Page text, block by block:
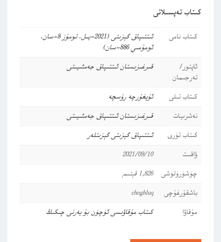
كىتاب تەپسىلاتى
كىتاب نامى
ئىتتىپاق گېزىتى (2021-يىل، تومۇز 8-سان،
ئومۇمىي 886-سان)
ئاپتور/
تەرجىمان
قىرغىزىستان ئىتتىپاق جەمئىيىتى
كىتاب تىلى ئۇيغۇرچە رۇسچە
نەشرىيات
قىرغىزىستان ئىتتىپاق جەمئىيىتى
كىتاب تۈرى
ئىتتىپاق گېزىتى گېزىتلەر
ۋاقىت
2021/09/10
چۈشۈرۈلۈشى
1,826 قېتىم
باشقۇرغۇچى
choghluq
مۇقاۋا
كىتاب مۇقاۋىسى ئۈچۈن بۇ يەرنى چىكىڭ